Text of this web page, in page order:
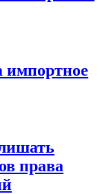
импортное
права